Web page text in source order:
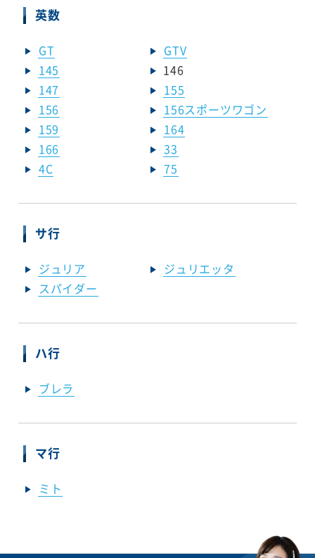
英数
GT
GTV
145
146
147
155
156
156スポーツワゴン
159
164
166
33
4C
75
サ行
ジュリア
ジュリエッタ
スパイダー
ハ行
ブレラ
マ行
ミト